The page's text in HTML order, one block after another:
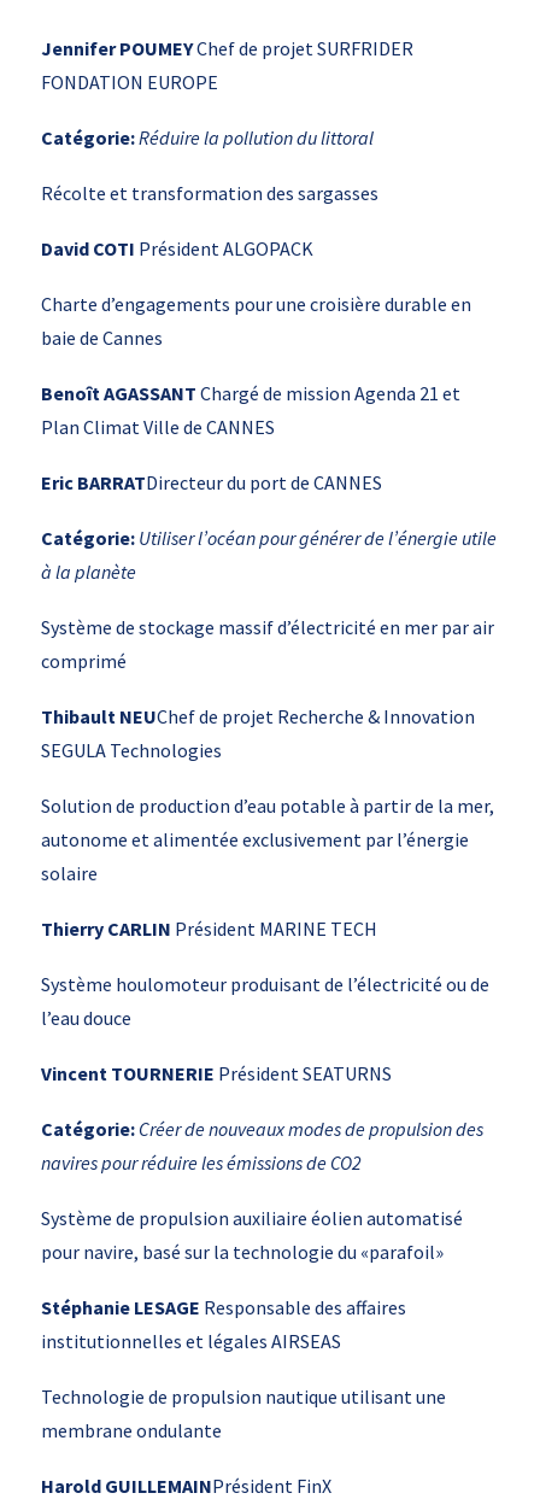
Jennifer POUMEYChef de projet SURFRIDER
FONDATION EUROPE
Catégorie:Réduire la pollution du littoral
Récolte et transformation des sargasses
David COTI Président ALGOPACK
Charte d’engagements pour une croisière durable en
baie de Cannes
Benoît AGASSANT Chargé de mission Agenda 21 et
Plan Climat Ville de CANNES
Eric BARRATDirecteur du port de CANNES
Catégorie: Utiliser l’océan pour générer de l’énergie utile
à la planète
Système de stockage massif d’électricité en mer par air
comprimé
Thibault NEUChef de projet Recherche & Innovation
SEGULA Technologies
Solution de production d’eau potable à partir de la mer,
autonome et alimentée exclusivement par l’énergie
solaire
Thierry CARLIN Président MARINE TECH
Système houlomoteur produisant de l’électricité ou de
l’eau douce
Vincent TOURNERIE Président SEATURNS
Catégorie: Créer de nouveaux modes de propulsion des
navires pour réduire les émissions de CO2
Système de propulsion auxiliaire éolien automatisé
pour navire, basé sur la technologie du «parafoil»
Stéphanie LESAGE Responsable des affaires
institutionnelles et légales AIRSEAS
Technologie de propulsion nautique utilisant une
membrane ondulante
Harold GUILLEMAINPrésident FinX